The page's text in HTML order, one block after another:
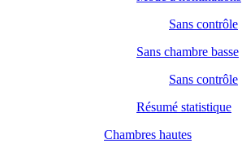
Sans contrôle
Sans chambre basse
Sans contrôle
Résumé statistique
Chambres hautes